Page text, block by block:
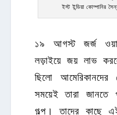
ইস্ট ইন্ডিয়া কোম্পানির
১৯ আগস্ট জর্জ
লড়াইয়ে জয় লাভ
ছিলো
সময়েই তারা জানতে
গল্প। তাদের কাছে